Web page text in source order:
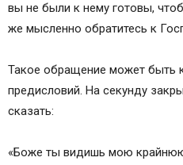
вы не были к нему готовы,
же мысленно обратитесь к
Такое обращение может быть
предисловий. На секунду
сказать:
«Боже ты видишь мою